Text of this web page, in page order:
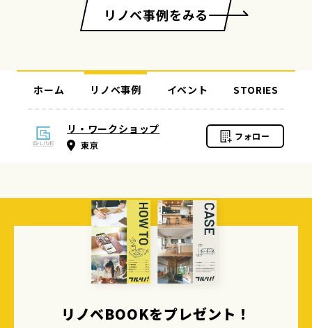
リノベ事例をみる
リ・ワークショップ
東京
フォロー
ホーム リノベ事例 イベント STORIES
リノベBOOKをプレゼント！